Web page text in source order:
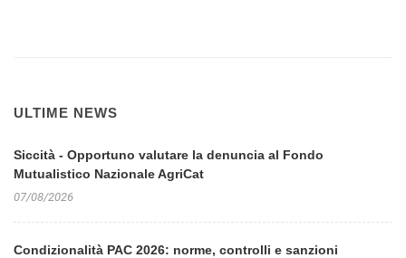
ULTIME NEWS
Siccità - Opportuno valutare la denuncia al Fondo
Mutualistico Nazionale AgriCat
07/08/2026
Condizionalità PAC 2026: norme, controlli e sanzioni